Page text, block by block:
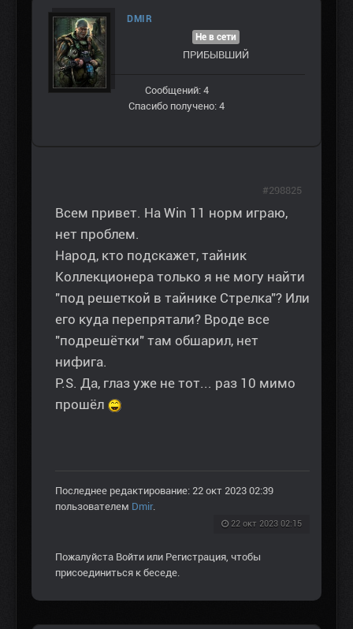
DMIR
Не в сети
ПРИБЫВШИЙ
Сообщений: 4
Спасибо получено: 4
Всем привет. На Win 11 норм играю,
нет проблем.
Народ, кто подскажет, тайник
Коллекционера только я не могу найти
"под решеткой в тайнике Стрелка"? Или
его куда перепрятали? Вроде все
"подрешётки" там обшарил, нет
нифига.
P.S. Да, глаз уже не тот... раз 10 мимо
прошёл
Последнее редактирование: 22 окт 2023 02:39
пользователем Dmir.
22 окт 2023 02:15
#298825
Пожалуйста Войти или Регистрация, чтобы
присоединиться к беседе.